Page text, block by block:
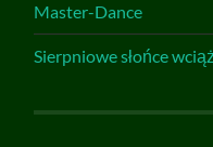
Master-Dance
Sierpniowe słońce